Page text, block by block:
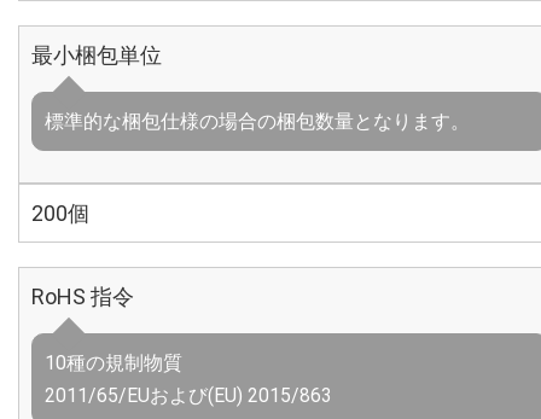
最小梱包単位
標準的な梱包仕様の場合の梱包数量となります。
200個
RoHS 指令
10種の規制物質
2011/65/EUおよび(EU) 2015/863